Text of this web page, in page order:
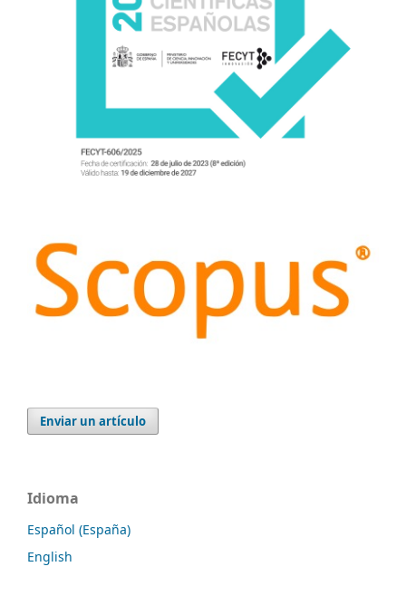
Enviar un artículo
Idioma
Español (España)
English